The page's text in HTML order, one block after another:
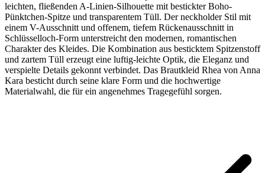
leichten, fließenden A-Linien-Silhouette mit bestickter Boho-
Pünktchen-Spitze und transparentem Tüll. Der neckholder Stil mit
einem V-Ausschnitt und offenem, tiefem Rückenausschnitt in
Schlüsselloch-Form unterstreicht den modernen, romantischen
Charakter des Kleides. Die Kombination aus besticktem Spitzenstoff
und zartem Tüll erzeugt eine luftig-leichte Optik, die Eleganz und
verspielte Details gekonnt verbindet. Das Brautkleid Rhea von Anna
Kara besticht durch seine klare Form und die hochwertige
Materialwahl, die für ein angenehmes Tragegefühl sorgen.